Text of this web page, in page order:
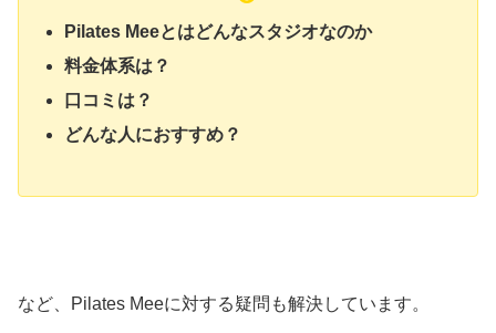
Pilates Meeとはどんなスタジオなのか
料金体系は？
口コミは？
どんな人におすすめ？
など、Pilates Meeに対する疑問も解決しています。